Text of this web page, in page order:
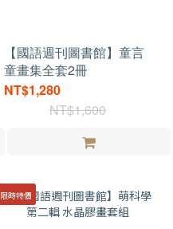
【國語週刊圖書館】童言
童畫集全套2冊
NT$1,280
NT$1,600
限時特價